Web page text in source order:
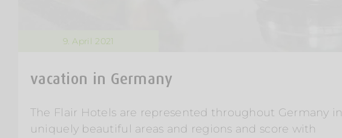
9. April 2021
vacation in Germany
The Flair Hotels are represented throughout Germany in
uniquely beautiful areas and regions and score with